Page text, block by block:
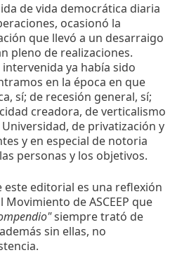
de vida democrática diaria
ocasionó la
que llevó a un desarraigo
pleno de realizaciones.
ya había sido
en la época en que
sí; de recesión general, sí;
creadora, de verticalismo
de privatización y
y en especial de notoria
personas y los objetivos.
editorial es una reflexión
de ASCEEP que
siempre trató de
sin ellas, no